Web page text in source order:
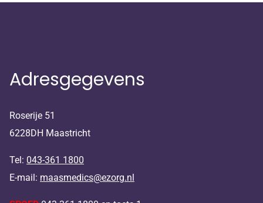
Adresgegevens
Roserije 51
6228DH Maastricht
Tel: 043-361 1800
E-mail: maasmedics@ezorg.nl